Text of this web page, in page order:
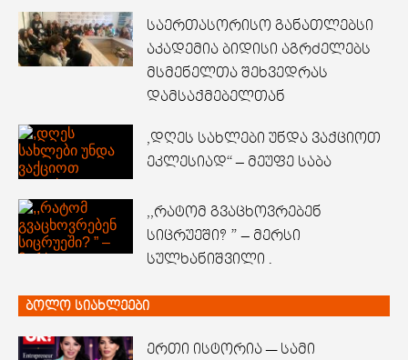
საერთასორისო განათლებსი
აკადემია ბიდისი აგრძელებს
მსმენელთა შეხვედრას
დამსაქმებელთან
,დღეს სახლები უნდა ვაქციოთ
ეკლესიად“ – მეუფე საბა
,,რატომ გვაცხოვრებენ
სიცრუეში? ” – მერსი
სულხანიშვილი .
ბოლო სიახლეები
ერთი ისტორია — სამი